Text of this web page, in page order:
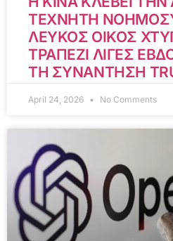
ΤΕΧΝΗΤΗ
ΛΕΥΚΟΣ ΟΙΚΟΣ
ΤΡΑΠΕΖΙ ΛΙΓΕΣ
ΤΗ ΣΥΝΑΝΤΗΣΗ
April 24, 2026 No Comments